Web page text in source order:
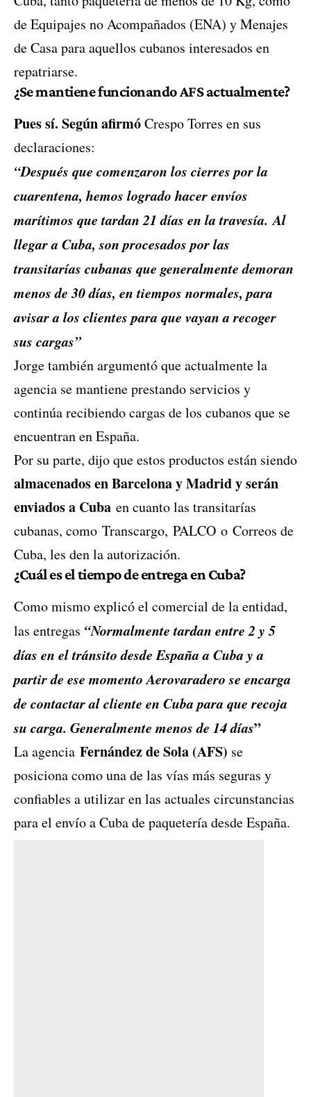
de Equipajes no Acompañados (ENA) y Menajes
de Casa para aquellos cubanos interesados en
repatriarse.
¿Se mantiene funcionando AFS actualmente?
Pues sí. Según afirmóCrespo Torres en sus
declaraciones:
“Después que comenzaron los cierres por la
cuarentena, hemos logrado hacer envíos
marítimos que tardan 21 días en la travesía.Al
llegar a Cuba, son procesados por las
transitarías cubanas que generalmente demoran
menos de 30 días, en tiempos normales, para
avisar a los clientes para que vayan a recoger
sus cargas”
Jorge también argumentó que actualmente la
agencia se mantiene prestando servicios y
continúa recibiendo cargas de los cubanos que se
encuentran en España.
Por su parte, dijo que estos productos están siendo
almacenados en Barcelona y Madrid y serán
enviados a Cuba en cuanto las transitarías
cubanas, como Transcargo, PALCO o Correos de
Cuba, les den la autorización.
¿Cuál es el tiempo de entrega en Cuba?
Como mismo explicó el comercial de la entidad,
las entregas “Normalmente tardan entre 2 y 5
días en el tránsito desde España a Cuba y a
partir de ese momento Aerovaradero se encarga
de contactar al cliente en Cuba para que recoja
su carga. Generalmente menos de 14 días”
La agencia Fernández de Sola (AFS) se
posiciona como una de las vías más seguras y
confiables a utilizar en las actuales circunstancias
para el envío a Cuba de paquetería desde España.